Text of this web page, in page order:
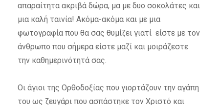
απαραίτητα ακριβά δώρα, μα με δυο σοκολάτες και
μια καλή ταινία! Ακόμα-ακόμα και με μια
φωτογραφία που θα σας θυμίζει γιατί είστε με τον
άνθρωπο που σήμερα είστε μαζί και μοιράζεστε
την καθημερινότητά σας.
Οι άγιοι της Ορθοδοξίας που γιορτάζουν την αγάπη
του ως ζευγάρι που ασπάστηκε τον Χριστό και